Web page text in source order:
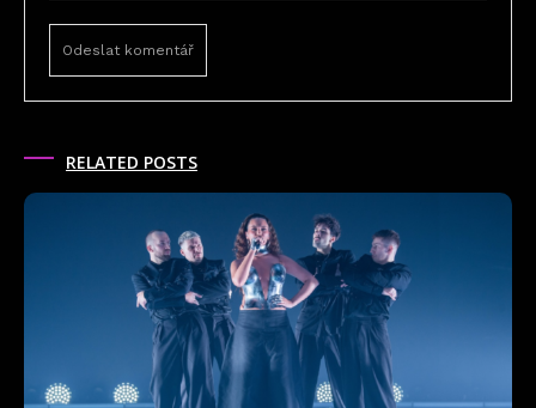
RELATED POSTS